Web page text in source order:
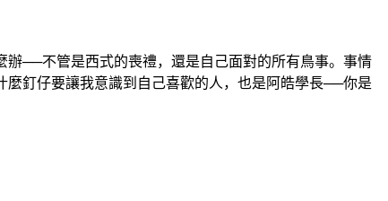
──不管是西式的喪禮，還是自己面對的所有鳥事。事情
釘仔要讓我意識到自己喜歡的人，也是阿皓學長──你是